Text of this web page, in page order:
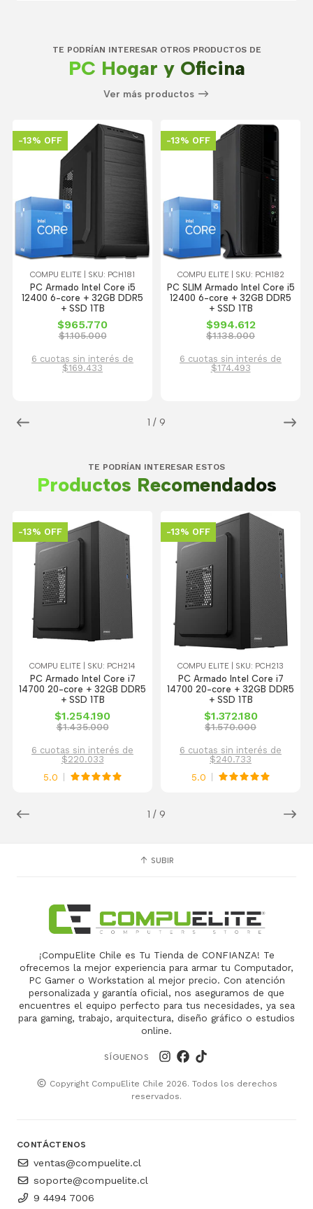
TE PODRÍAN INTERESAR OTROS PRODUCTOS DE
PC Hogar y Oficina
Ver más productos
1 / 9
-13% OFF
COMPU ELITE | SKU: PCH181
PC Armado Intel Core i5
12400 6-core + 32GB DDR5
+ SSD 1TB
$965.770
$1.105.000
6 cuotas sin interés de
$169.433
-13% OFF
COMPU ELITE | SKU: PCH182
PC SLIM Armado Intel Core i5
12400 6-core + 32GB DDR5
+ SSD 1TB
$994.612
$1.138.000
6 cuotas sin interés de
$174.493
TE PODRÍAN INTERESAR ESTOS
Productos Recomendados
1 / 9
-13% OFF
COMPU ELITE | SKU: PCH214
PC Armado Intel Core i7
14700 20-core + 32GB DDR5
+ SSD 1TB
$1.254.190
$1.435.000
6 cuotas sin interés de
$220.033
5.0
-13% OFF
COMPU ELITE | SKU: PCH213
PC Armado Intel Core i7
14700 20-core + 32GB DDR5
+ SSD 1TB
$1.372.180
$1.570.000
6 cuotas sin interés de
$240.733
5.0
SUBIR
¡CompuElite Chile es Tu Tienda de CONFIANZA! Te
ofrecemos la mejor experiencia para armar tu Computador,
PC Gamer o Workstation al mejor precio. Con atención
personalizada y garantía oficial, nos aseguramos de que
encuentres el equipo perfecto para tus necesidades, ya sea
para gaming, trabajo, arquitectura, diseño gráfico o estudios
online.
SÍGUENOS
Copyright CompuElite Chile 2026. Todos los derechos
reservados.
CONTÁCTENOS
ventas@compuelite.cl
soporte@compuelite.cl
9 4494 7006